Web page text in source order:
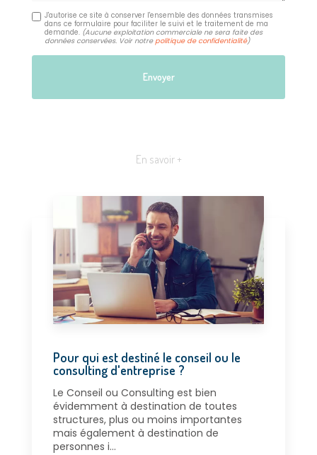
J'autorise ce site à conserver l'ensemble des données transmises
dans ce formulaire pour faciliter le suivi et le traitement de ma
demande. (Aucune exploitation commerciale ne sera faite des
données conservées. Voir notrepolitique de confidentialité)
En savoir +
Pour qui est destiné le conseil ou le
consulting d'entreprise ?
Le Conseil ou Consulting est bien
évidemment à destination de toutes
structures, plus ou moins importantes
mais également à destination de
personnes i...